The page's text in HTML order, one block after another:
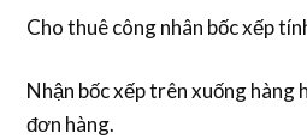
Cho thuê công nhân bốc xếp
Nhận bốc xếp trên xuống hàng
đơn hàng.